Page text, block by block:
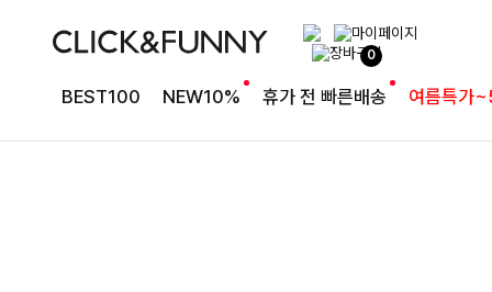
0
BEST100 NEW10% 휴가 전 빠른배송 여름특가
슬림한 실루엣 카라 니트
더리골지 카라니트